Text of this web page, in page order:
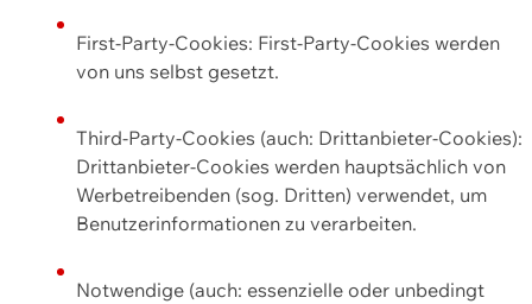
First-Party-Cookies: First-Party-Cookies werden
von uns selbst gesetzt.
Third-Party-Cookies (auch: Drittanbieter-Cookies):
Drittanbieter-Cookies werden hauptsächlich von
Werbetreibenden (sog. Dritten) verwendet, um
Benutzerinformationen zu verarbeiten.
Notwendige (auch: essenzielle oder unbedingt